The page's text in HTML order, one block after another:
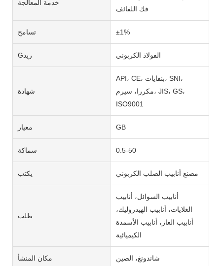
خدمة المعالجة
فك اللفائف
تسامح ±1%
Gريد الفولاذ الكربوني
شهادة
API، CE، بنفايات، SNI،
مكررا، سيرم، JIS، GS،
ISO9001
معيار GB
سماكة 0.5-50
يكتب مصنع أنابيب الصلب الكربوني
طلب
أنابيب السوائل، أنابيب
الغلايات، أنابيب الهيدروليك،
أنابيب الغاز، أنابيب الأسمدة
الكيميائية
مكان المنشأ شاندونغ، الصين